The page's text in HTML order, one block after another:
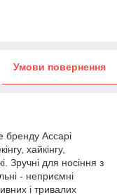
Умови повернення
бренду Accapi
хайкінгу,
Зручні для носіння з
- неприємні
і тривалих